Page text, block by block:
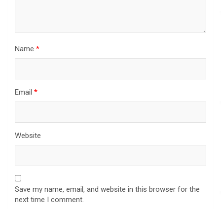
Name *
Email *
Website
Save my name, email, and website in this browser for the
next time I comment.